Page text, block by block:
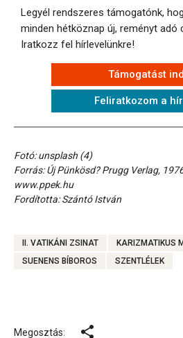
Legyél rendszeres támogatónk,
minden hétköznap új, reményt adó
Iratkozz fel hírlevelünkre!
Támogatást
Feliratkozom a
Fotó: unsplash (4)
Forrás: Új Pünkösd? Prugg Verlag,
www.ppek.hu
Fordította: Szántó István
II. VATIKÁNI ZSINAT
KARIZMATIKUS
SUENENS BÍBOROS
SZENTLÉLEK
Megosztás: